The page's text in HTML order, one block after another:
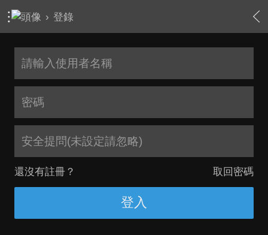
› 登錄
安全提問(未設定請忽略)
還沒有註冊？ 取回密碼
登入